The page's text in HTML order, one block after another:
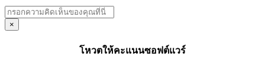
×
โหวตให้คะแนนซอฟต์แวร์